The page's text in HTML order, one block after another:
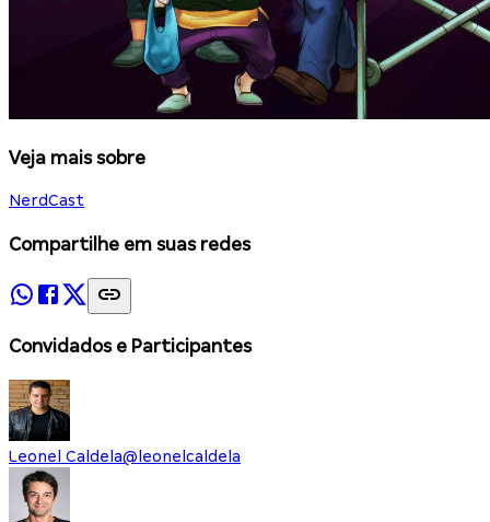
Veja mais sobre
NerdCast
Compartilhe em suas redes
Convidados e Participantes
Leonel Caldela@ leonelcaldela